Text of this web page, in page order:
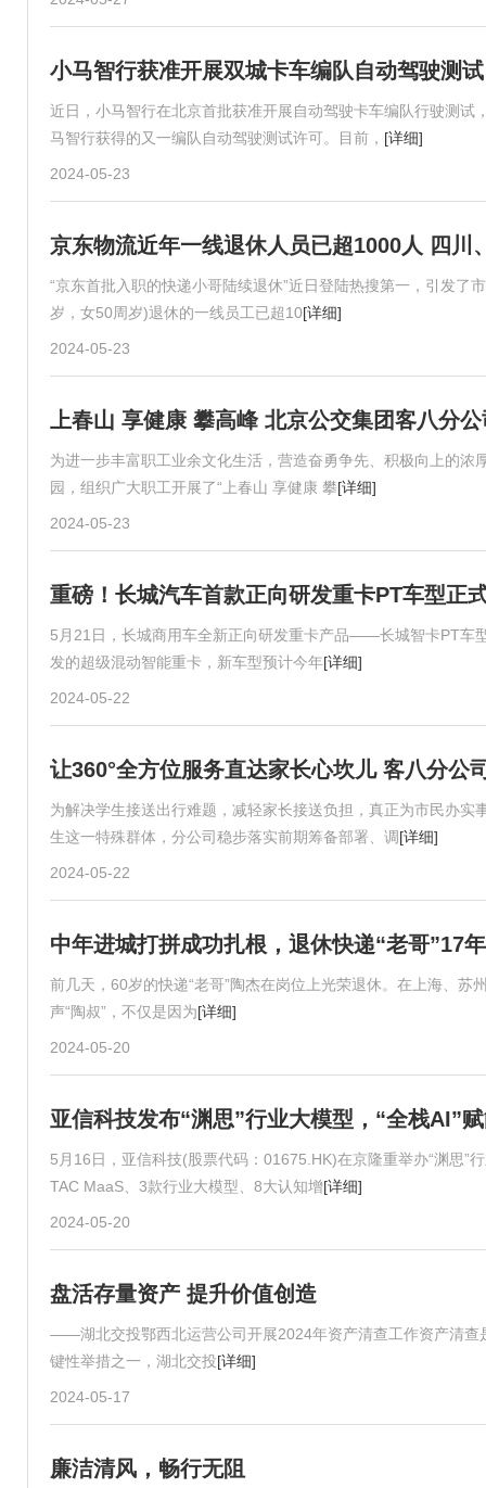
小马智行获准开展双城卡车编队自动驾驶测试
近日，小马智行在北京首批获准开展自动驾驶卡车编队行驶测
马智行获得的又一编队自动驾驶测试许可。目前， [详细]
2024-05-23
京东物流近年一线退休人员已超1000人 四川
“京东首批入职的快递小哥陆续退休”近日登陆热搜第一，引发
岁，女50周岁)退休的一线员工已超10[详细]
2024-05-23
上春山 享健康 攀高峰 北京公交集团客八分
为进一步丰富职工业余文化生活，营造奋勇争先、积极向上的
园，组织广大职工开展了“上春山 享健康 攀[详细]
2024-05-23
重磅！长城汽车首款正向研发重卡PT车型正
5月21日，长城商用车全新正向研发重卡产品——长城智卡PT车
发的超级混动智能重卡，新车型预计今年[详细]
2024-05-22
让360°全方位服务直达家长心坎儿 客八分公
为解决学生接送出行难题，减轻家长接送负担，真正为市民办
生这一特殊群体，分公司稳步落实前期筹备部署、调[详细]
2024-05-22
中年进城打拼成功扎根，退休快递“老哥”17
前几天，60岁的快递“老哥”陶杰在岗位上光荣退休。在上海、
声“陶叔”，不仅是因为[详细]
2024-05-20
亚信科技发布“渊思”行业大模型，“全栈AI”
5月16日，亚信科技(股票代码：01675.HK)在京隆重举办“渊思”
TAC MaaS、3款行业大模型、8大认知增[详细]
2024-05-20
盘活存量资产 提升价值创造
——湖北交投鄂西北运营公司开展2024年资产清查工作资产清查
键性举措之一，湖北交投[详细]
2024-05-17
廉洁清风，畅行无阻